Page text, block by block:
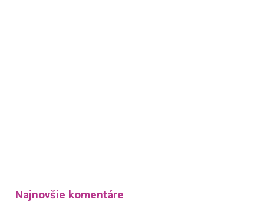
Najnovšie komentáre